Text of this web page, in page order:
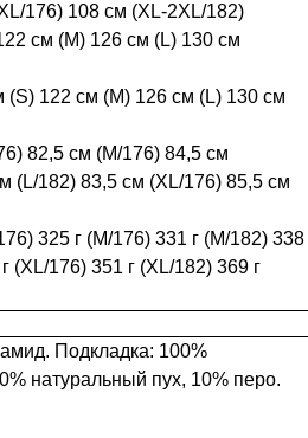
176) 108 см (XL-2XL/182)
см (M) 126 см (L) 130 см
122 см (M) 126 см (L) 130 см
82,5 см (M/176) 84,5 см
(L/182) 83,5 см (XL/176) 85,5 см
325 г (M/176) 331 г (M/182) 338
(XL/176) 351 г (XL/182) 369 г
Подкладка: 100%
натуральный пух, 10% перо.